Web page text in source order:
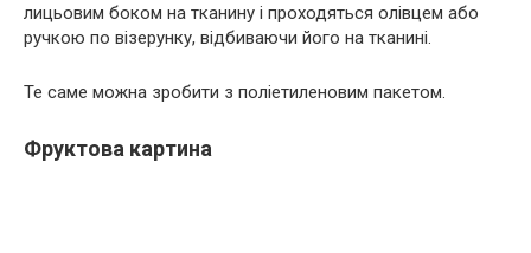
лицьовим боком на тканину і проходяться олівцем або
ручкою по візерунку, відбиваючи його на тканині.
Те саме можна зробити з поліетиленовим пакетом.
Фруктова картина